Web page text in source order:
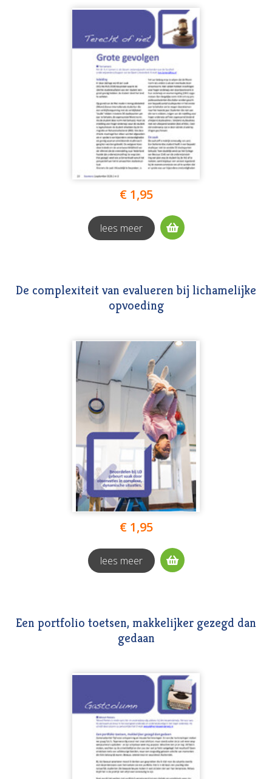
€ 1,95
lees meer
De complexiteit van evalueren bij lichamelijke
opvoeding
€ 1,95
lees meer
Een portfolio toetsen, makkelijker gezegd dan
gedaan